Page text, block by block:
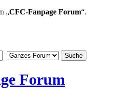
„CFC-Fanpage Forum“.